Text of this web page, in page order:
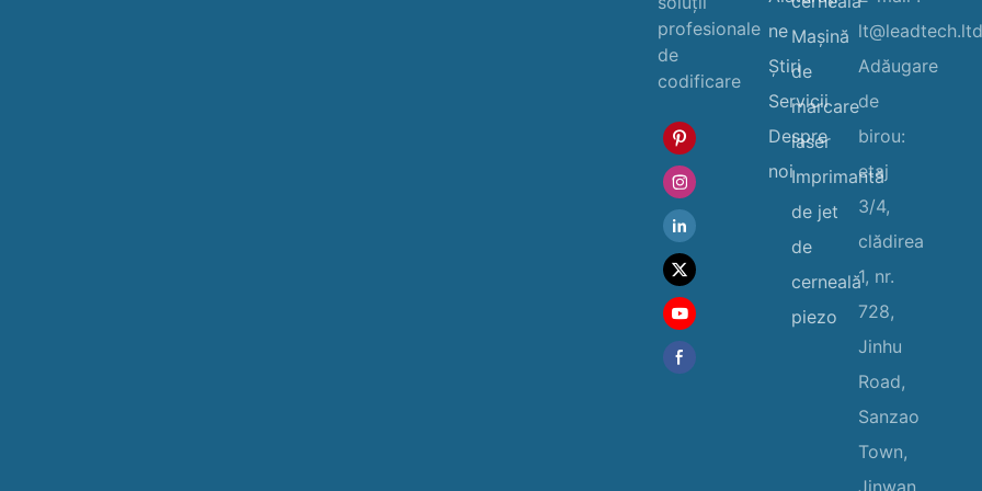
profesionale
de
codificare
ne
Ştiri
Servicii
Despre
noi
Mașină
de
marcare
laser
Imprimantă
de jet
de
cerneală
piezo
lt@leadtech.ltd
Adăugare
de
birou:
etaj
3/4,
clădirea
1, nr.
728,
Jinhu
Road,
Sanzao
Town,
Jinwan